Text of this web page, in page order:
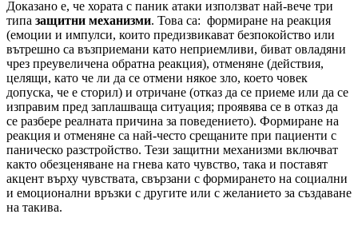
Доказано е, че хората с паник атаки използват най-вече три
типа защитни механизми. Това са: формиране на реакция
(емоции и импулси, които предизвикават безпокойство или
вътрешно са възприемани като неприемливи, биват овладяни
чрез преувеличена обратна реакция), отменяне (действия,
целящи, като че ли да се отмени някое зло, което човек
допуска, че е сторил) и отричане (отказ да се приеме или да се
изправим пред заплашваща ситуация; проявява се в отказ да
се разбере реалната причина за поведението). Формиране на
реакция и отменяне са най-често срещаните при пациенти с
паническо разстройство. Тези защитни механизми включват
както обезценяване на гнева като чувство, така и поставят
акцент върху чувствата, свързани с формирането на социални
и емоционални връзки с другите или с желанието за създаване
на такива.